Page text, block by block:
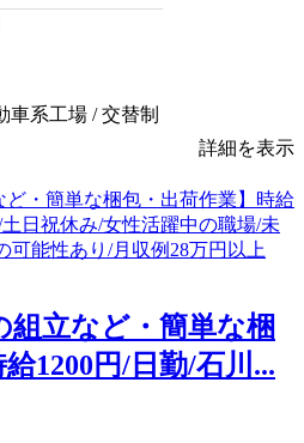
車系工場 / 交替制
詳細を表示
組立など・簡単な梱
1200円/日勤/石川...